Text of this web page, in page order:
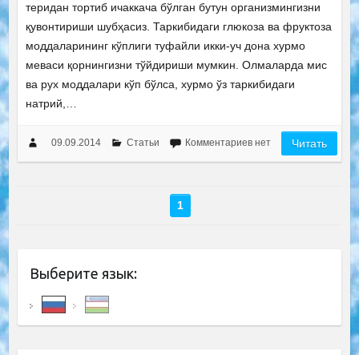
теридан тортиб ичаккача бўлган бутун организмингизни
қувонтириши шубҳасиз. Таркибидаги глюкоза ва фруктоза
моддаларининг кўплиги туфайли икки-уч дона хурмо
меваси қорнингизни тўйдириши мумкин. Олмаларда мис
ва рух моддалари кўп бўлса, хурмо ўз таркибидаги
натрий,…
09.09.2014 Статьи Комментариев нет Читать
1
Выберите язык: